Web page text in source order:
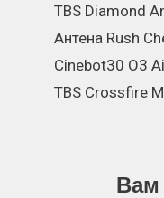
TBS Diamond
Антена Rush
Cinebot30 O3
TBS Crossfire
Вам